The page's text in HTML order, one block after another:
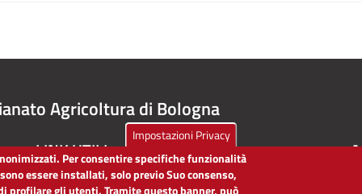
Agricoltura di Bologna
LINK UTILI
Dichiarazione di accessibilità
Impostazioni Privacy
Per consentire specifiche funzionalità
essere installati, solo previo Suo consenso,
profilare gli utenti. Tramite questo banner, può